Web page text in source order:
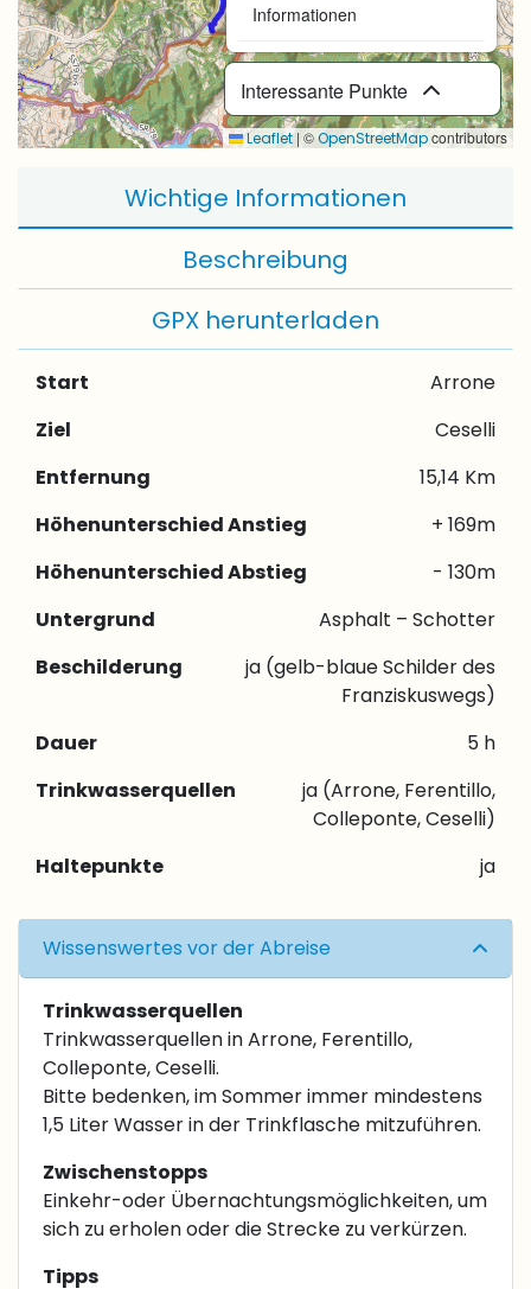
Interessante Punkte
Informationen
Leaflet | ©OpenStreetMapcontributors
Wichtige Informationen
Beschreibung
GPX herunterladen
Start
Arrone
Ziel
Ceselli
Entfernung
15,14 Km
Höhenunterschied Anstieg
+ 169m
Höhenunterschied Abstieg
- 130m
Untergrund
Asphalt – Schotter
Beschilderung
ja (gelb-blaue Schilder des
Franziskuswegs)
Dauer
5 h
Trinkwasserquellen
ja (Arrone, Ferentillo,
Colleponte, Ceselli)
Haltepunkte
ja
Wissenswertes vor der Abreise
Trinkwasserquellen
Trinkwasserquellen in Arrone, Ferentillo,
Colleponte, Ceselli.
Bitte bedenken, im Sommer immer mindestens
1,5 Liter Wasser in der Trinkflasche mitzuführen.
Zwischenstopps
Einkehr-oder Übernachtungsmöglichkeiten, um
sich zu erholen oder die Strecke zu verkürzen.
Tipps